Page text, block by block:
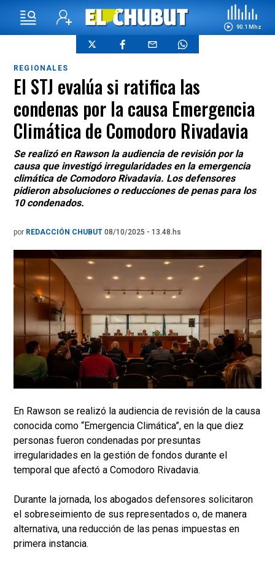
90.1 Mhz
REGIONALES
El STJ evalúa si ratifica las
condenas por la causa Emergencia
Climática de Comodoro Rivadavia
Se realizó en Rawson la audiencia de revisión por la
causa que investigó irregularidades en la emergencia
climática de Comodoro Rivadavia. Los defensores
pidieron absoluciones o reducciones de penas para los
10 condenados.
por REDACCIÓN CHUBUT 08/10/2025 - 13.48.hs
En Rawson se realizó la audiencia de revisión de la causa
conocida como “Emergencia Climática”, en la que diez
personas fueron condenadas por presuntas
irregularidades en la gestión de fondos durante el
temporal que afectó a Comodoro Rivadavia.
Durante la jornada, los abogados defensores solicitaron
el sobreseimiento de sus representados o, de manera
alternativa, una reducción de las penas impuestas en
primera instancia.